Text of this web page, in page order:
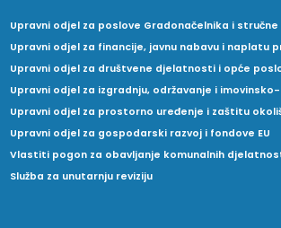
Upravni odjel za poslove Gradonačelnika i
Upravni odjel za financije, javnu nabavu i naplatu
Upravni odjel za društvene djelatnosti i opće
Upravni odjel za izgradnju, održavanje i
Upravni odjel za prostorno uređenje i zaštitu
Upravni odjel za gospodarski razvoj i fondove EU
Vlastiti pogon za obavljanje komunalnih
Služba za unutarnju reviziju